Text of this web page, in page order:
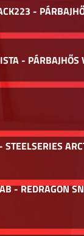
-
- PÁRBAJHŐS
STEELSERIES
- REDRAGON